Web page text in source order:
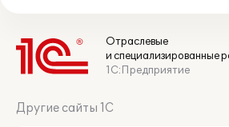
Отраслевые
и специализированные
1С:Предприятие
Другие сайты 1С